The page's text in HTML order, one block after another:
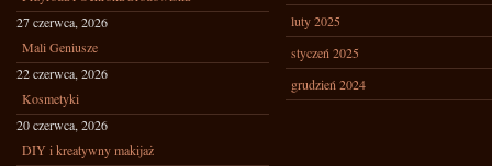
27 czerwca, 2026
Mali Geniusze
22 czerwca, 2026
Kosmetyki
20 czerwca, 2026
DIY i kreatywny makijaż
luty 2025
styczeń 2025
grudzień 2024